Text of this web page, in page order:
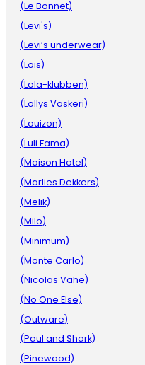
(Le Bonnet)
(Levi's)
(Levi’s underwear)
(Lois)
(Lola-klubben)
(Lollys Vaskeri)
(Louizon)
(Luli Fama)
(Maison Hotel)
(Marlies Dekkers)
(Melik)
(Milo)
(Minimum)
(Monte Carlo)
(Nicolas Vahe)
(No One Else)
(Outware)
(Paul and Shark)
(Pinewood)